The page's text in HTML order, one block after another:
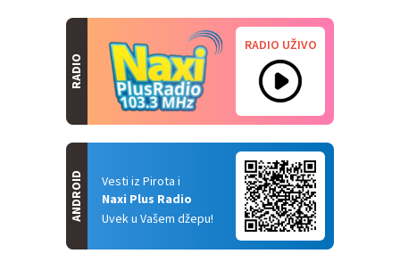
RADIO
RADIO UŽIVO
Vesti iz Pirota i
Naxi Plus Radio
Uvek u Vašem džepu!
ANDROID